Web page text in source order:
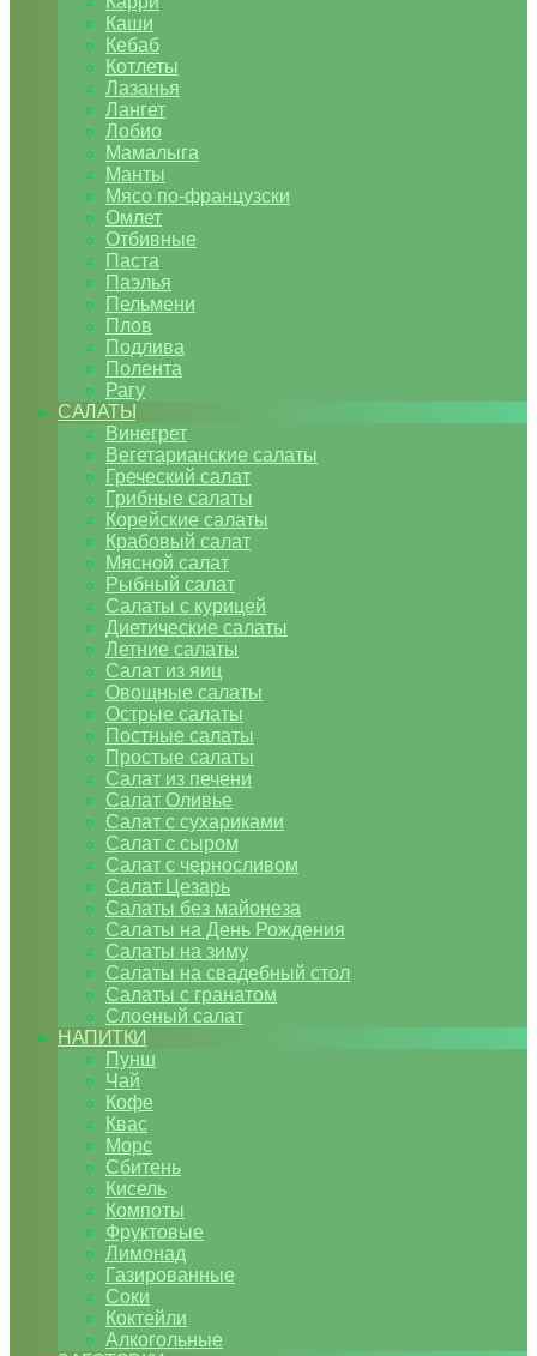
Каши
Кебаб
Котлеты
Лазанья
Лангет
Лобио
Мамалыга
Манты
Мясо по-французски
Омлет
Отбивные
Паста
Паэлья
Пельмени
Плов
Подлива
Полента
Рагу
САЛАТЫ
Винегрет
Вегетарианские салаты
Греческий салат
Грибные салаты
Корейские салаты
Крабовый салат
Мясной салат
Рыбный салат
Салаты с курицей
Диетические салаты
Летние салаты
Салат из яиц
Овощные салаты
Острые салаты
Постные салаты
Простые салаты
Салат из печени
Салат Оливье
Салат с сухариками
Салат с сыром
Салат с черносливом
Салат Цезарь
Салаты без майонеза
Салаты на День Рождения
Салаты на зиму
Салаты на свадебный стол
Салаты с гранатом
Слоеный салат
НАПИТКИ
Пунш
Чай
Кофе
Квас
Морс
Сбитень
Кисель
Компоты
Фруктовые
Лимонад
Газированные
Соки
Коктейли
Алкогольные